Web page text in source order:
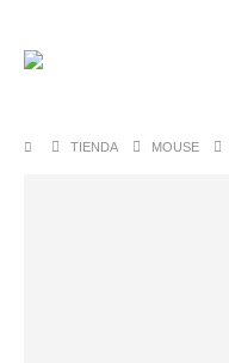
TIENDA MOUSE